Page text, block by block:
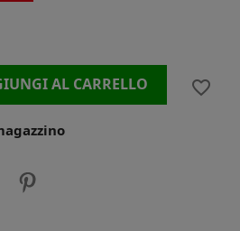
AL CARRELLO
favorite_border